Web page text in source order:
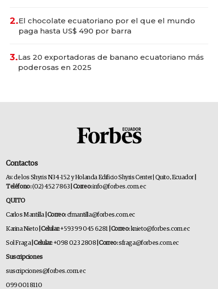
2.El chocolate ecuatoriano por el que el mundo
paga hasta US$ 490 por barra
3.Las 20 exportadoras de banano ecuatoriano más
poderosas en 2025
Contactos
Av. de los Shyris N34-152 y Holanda Edificio Shyris Center | Quito, Ecuador
Teléfono:(02) 452 7863 | Correo:info@forbes.com.ec
QUITO
Carlos Mantilla | Correo:cfmantilla@forbes.com.ec
Karina Nieto | Celular:+593 99 045 6281 | Correo: knieto@forbes.com.ec
Sol Fraga | Celular:+098 023 2808 | Correo:sfraga@forbes.com.ec
Suscripciones
suscripciones@forbes.com.ec
099 001 8110